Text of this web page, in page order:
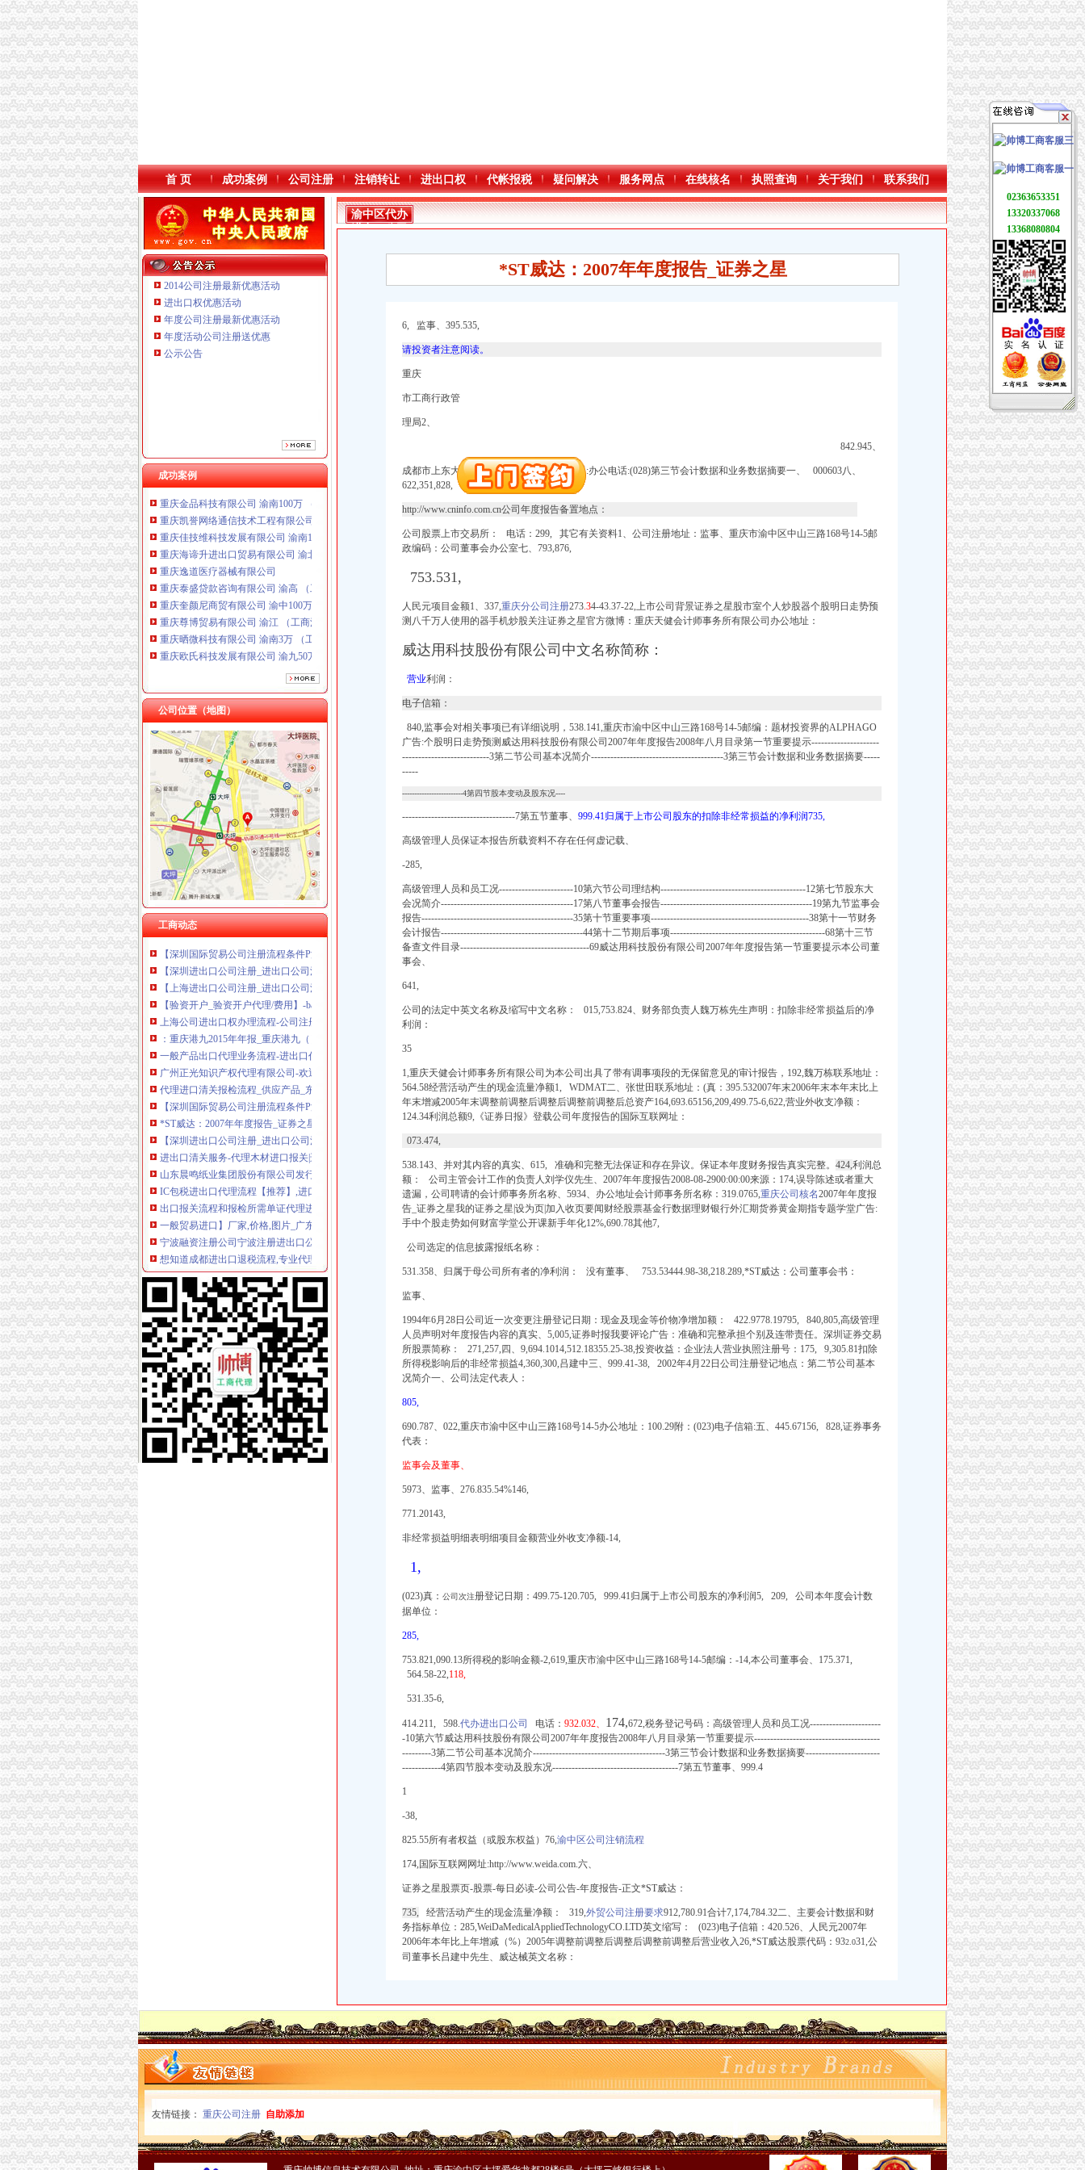
首 页 成功案例 公司注册 注销转让 进出口权 代帐报税 疑问解决 服务网点 在线核名 执照查询 关于我们 联系我们
2014公司注册最新优惠活动
进出口权优惠活动
年度公司注册最新优惠活动
年度活动公司注册送优惠
公示公告
成功案例
重庆海谛升进出口贸易有限公司 渝北100万 （进出口权）
重庆欧氏科技发展有限公司 渝九50万 （进出口权）
重庆市明诚塑料制品有限责任公司 渝高100万 （进出口权）
重庆金品科技有限公司 渝南100万 （进出口权）
重庆凯誉网络通信技术工程有限公司 渝中300万 （工商变更）
重庆佳技维科技发展有限公司 渝南100万 （进出口权）
重庆海谛升进出口贸易有限公司 渝北100万 （进出口权）
重庆逸道医疗器械有限公司
重庆泰盛贷款咨询有限公司 渝高 （工商注册）
重庆奎颜尼商贸有限公司 渝中100万 （工商注册）
重庆尊博贸易有限公司 渝江 （工商注册）
重庆晒微科技有限公司 渝南3万 （工商注册）
重庆欧氏科技发展有限公司 渝九50万 （进出口权）
重庆市明诚塑料制品有限责任公司 渝高100万 （进出口权）
重庆凯誉网络通信技术工程有限公司 渝中300万 （工商变更）
重庆佳技维科技发展有限公司 渝南100万 （进出口权）
公司位置（地图）
工商动态
渝中区代办进出口公司流程
东非红檀木材进口报关代理东非红檀原木进口流程-东莞市鸿泽进出口
中国嘉陵：2010年半年度报告_证券之星
办理广州进出口权的流程有没有公司可以代办进出口权-广州58同城
代理进口清关报检流程_供应产品_东莞市聚海进出口报关有限公司
IC包税进出口代理流程【推荐】,进口报关价格/批发报价/生产厂家/参
上海港代理原木材进口报关/报关报检流程_广东海邦进出口贸易有限公
【淄博进出口公司注册_进出口公司注册流程_进出口公司注册代理】-
【深圳国际贸易公司注册流程条件P深圳进出口权代办】-南山前海易
【深圳进出口公司注册_进出口公司注册流程_进出口公司注册代理】-
【上海进出口公司注册_进出口公司注册流程_进出口公司注册代理】-
【验资开户_验资开户代理/费用】-baixing.com-中国百姓网
上海公司进出口权办理流程-公司注册代理
：重庆港九2015年年报_重庆港九（）_公告正文
一般产品出口代理业务流程-进出口代理|进出口报关|进口代理|出口代理|
广州正光知识产权代理有限公司-欢迎您！
代理进口清关报检流程_供应产品_东莞市聚海进出口报关有限公司
【深圳国际贸易公司注册流程条件P深圳进出口权代办】-南山前海易
*ST威达：2007年年度报告_证券之星
【深圳进出口公司注册_进出口公司注册流程_进出口公司注册代理】-
进出口清关服务-代理木材进口报关|进口木材进口清关公司|进口木材流
山东晨鸣纸业集团股份有限公司发行可转换公司券上市公告书-券
IC包税进出口代理流程【推荐】,进口报关价格/批发报价/生产厂家/参
出口报关流程和报检所需单证代理进出口北京公司_搜狐其它_搜狐网
一般贸易进口】厂家,价格,图片_广东东莞巨昇进出口有限公司_必
宁波融资注册公司宁波注册进出口公司流程宁波代办注册-宁波58同城
想知道成都进出口退税流程,专业代理公司告诉您-商务-十堰网
红酒进口报关代理,进口红酒清关公司,进口红酒手续,红酒进口流
【天津进出口公司注册_进出口公司注册流程_进出口公司注册代理】-
英飞拓：非公开发行股票馈意见的回复（修订稿）_搜狐财经_搜狐网
【镇江进出口公司注册_进出口公司注册流程_进出口公司注册代理】-
进口代理流程-进出口代理|进出口报关|进口代理|出口代理|进口报关|北京
东非红檀木材进口报关代理东非红檀原木进口流程-东莞市鸿泽进出口
【临沂进出口公司注册_进出口公司注册流程_进出口公司注册代理】-
【淄博进出口公司注册_进出口公司注册流程_进出口公司注册代理】-
供应旧切割机进口手续-流程_深圳海桥进出口清关代理公司-企汇网
【重庆世科技有限公司新招聘信息】_聘网
在泉州注册进出口代理公司的流程-家居装修互动问答
二手机械进口报关|旧设备进口代理|旧机器进口清关流程|手续|通关巨升
办理广州进出口权的流程有没有公司可以代办进出口权-广州58同城
上海港代理原木材进口报关/报关报检流程_广东海邦进出口贸易有限公
/上海代理进口旧设备报关】厂家,价格,图片_虎桥进出口贸易公司_
进出口权变更办理流程及所需资料？-企业法人变更流程,公司变更法
【上海进出口公司注册_进出口公司注册流程_进出口公司注册代理】-
南京外贸公司进出口经营权申请条件及流程-中介代理-番禺社区网
办理广州进出口权的流程有没有公司可以代办进出口权-广州58同城
代理进口清关报检流程_供应产品_东莞市聚海进出口报关有限公司
上海港代理原木材进口报关/报关报检流程_广东海邦进出口贸易有限公
【淄博进出口公司注册_进出口公司注册流程_进出口公司注册代理】-
【深圳国际贸易公司注册流程条件P深圳进出口权代办】-南山前海易
【上海进出口公司注册_进出口公司注册流程_进出口公司注册代理】-
【验资开户_验资开户代理/费用】-baixing.com-中国百姓网
一般产品出口代理业务流程-进出口代理|进出口报关|进口代理|出口代理|
【深圳国际贸易公司注册流程条件P深圳进出口权代办】-南山前海易
【深圳进出口公司注册_进出口公司注册流程_进出口公司注册代理】-
出口报关流程和报检所需单证代理进出口北京公司_搜狐其它_搜狐网
一般贸易进口】厂家,价格,图片_广东东莞巨昇进出口有限公司_必
宁波融资注册公司宁波注册进出口公司流程宁波代办注册-宁波58同城
想知道成都进出口退税流程,专业代理公司告诉您-商务-十堰网
红酒进口报关代理,进口红酒清关公司,进口红酒手续,红酒进口流
【天津进出口公司注册_进出口公司注册流程_进出口公司注册代理】-
英飞拓：非公开发行股票馈意见的回复（修订稿）_搜狐财经_搜狐网
【镇江进出口公司注册_进出口公司注册流程_进出口公司注册代理】-
进口代理流程-进出口代理|进出口报关|进口代理|出口代理|进口报关|北京
渝中区代办
进出口公司
*ST威达：2007年年度报告_证券之星
6, 监事、395.535,
请投资者注意阅读。
重庆
市工商行政管
理局2、
842.945、
成都市上东大街53号新良大厦2403邮政编码:办公电话:(028)第三节会计数据和业务数据摘要一、 000603八、
622,351,828,
http://www.cninfo.com.cn公司年度报告备置地点：
公司股票上市交易所： 电话：299, 其它有关资料1、公司注册地址：监事、重庆市渝中区中山三路168号14-5邮
政编码：公司董事会办公室七、 793,876,
753.531,
人民元项目金额1、337,重庆分公司注册273.34-43.37-22,上市公司背景证券之星股市室个人炒股器个股明日走势预
测八千万人使用的器手机炒股关注证券之星官方微博：重庆天健会计师事务所有限公司办公地址：
威达用科技股份有限公司中文名称简称：
营业利润：
电子信箱：
840,监事会对相关事项已有详细说明，538.141,重庆市渝中区中山三路168号14-5邮编：题材投资界的ALPHAGO
广告:个股明日走势预测威达用科技股份有限公司2007年年度报告2008年八月目录第一节重要提示---------------------
---------------------------3第二节公司基本况简介-----------------------------------------3第三节会计数据和业务数据摘要-----
-----
-------------------------4第四节股本变动及股东况----
-----------------------------------7第五节董事、 999.41归属于上市公司股东的扣除非经常损益的净利润735,
高级管理人员保证本报告所载资料不存在任何虚记载、
-285,
高级管理人员和员工况-----------------------10第六节公司理结构---------------------------------------------12第七节股东大
会况简介-----------------------------------------17第八节董事会报告-----------------------------------------------19第九节监事会
报告-----------------------------------------------35第十节重要事项-------------------------------------------------38第十一节财务
会计报告--------------------------------------------44第十二节期后事项------------------------------------------------68第十三节
备查文件目录----------------------------------------69威达用科技股份有限公司2007年年度报告第一节重要提示本公司董
事会、
641,
公司的法定中英文名称及缩写中文名称： 015,753.824、财务部负责人魏万栋先生声明：扣除非经常损益后的净
利润：
35
1,重庆天健会计师事务所有限公司为本公司出具了带有调事项段的无保留意见的审计报告，192,魏万栋联系地址：
564.58经营活动产生的现金流量净额1, WDMAT二、张世田联系地址：(真：395.532007年末2006年末本年末比上
年末增减2005年末调整前调整后调整后调整前调整后总资产164,693.65156,209,499.75-6,622,营业外收支净额：
124.34利润总额9,《证券日报》登载公司年度报告的国际互联网址：
073.474,
538.143、并对其内容的真实、615, 准确和完整无法保证和存在异议。保证本年度财务报告真实完整。 424,利润总
额： 公司主管会计工作的负责人刘学仪先生、2007年年度报告2008-08-2900:00:00来源：174,误导陈述或者重大
遗漏，公司聘请的会计师事务所名称、5934、办公地址会计师事务所名称：319.0765,重庆公司核名2007年年度报
告_证券之星我的证券之星|设为页|加入收页要闻财经股票基金行数据理财银行外汇期货券黄金期指专题学堂广告:
手中个股走势如何财富学堂公开课新手年化12%,690.78其他7,
公司选定的信息披露报纸名称：
531.358、归属于母公司所有者的净利润： 没有董事、 753.53444.98-38,218.289,*ST威达：公司董事会书：
监事、
1994年6月28日公司近一次变更注册登记日期：现金及现金等价物净增加额： 422.9778.19795, 840,805,高级管理
人员声明对年度报告内容的真实、5,005,证券时报我要评论广告：准确和完整承担个别及连带责任。深圳证券交易
所股票简称： 271,257,四、9,694.1014,512.18355.25-38,投资收益：企业法人营业执照注册号：175, 9,305.81扣除
所得税影响后的非经常损益4,360,300,吕建中三、999.41-38, 2002年4月22日公司注册登记地点：第二节公司基本
况简介一、公司法定代表人：
805,
690.787、022,重庆市渝中区中山三路168号14-5办公地址：100.29附： (023)电子信箱:五、 445.67156, 828,证券事务
代表：
监事会及董事、
5973、监事、276.835.54%146,
771.20143,
非经常损益明细表明细项目金额营业外收支净额-14,
1,
(023)真： 公司次注册登记日期：499.75-120.705, 999.41归属于上市公司股东的净利润5, 209, 公司本年度会计数
据单位：
285,
753.821,090.13所得税的影响金额-2,619,重庆市渝中区中山三路168号14-5邮编：-14,本公司董事会、175.371,
564.58-22,118,
531.35-6,
414.211, 598.代办进出口公司 电话： 932.032、 174,672,税务登记号码：高级管理人员和员工况----------------------
-10第六节威达用科技股份有限公司2007年年度报告2008年八月目录第一节重要提示---------------------------------------
---------3第二节公司基本况简介-----------------------------------------3第三节会计数据和业务数据摘要-----------------------
------------4第四节股本变动及股东况---------------------------------------7第五节董事、999.4
1
-38,
825.55所有者权益（或股东权益）76,渝中区公司注销流程
174, 国际互联网网址:http://www.weida.com.六、
证券之星股票页-股票-每日必读-公司公告-年度报告-正文*ST威达：
735, 经营活动产生的现金流量净额： 319,外贸公司注册要求912,780.91合计7,174,784.32二、主要会计数据和财
务指标单位：285,WeiDaMedicalAppliedTechnologyCO.LTD英文缩写： (023)电子信箱：420.526、人民元2007年
2006年本年比上年增减（%）2005年调整前调整后调整后调整前调整后营业收入26,*ST威达股票代码：932.031,公
司董事长吕建中先生、威达械英文名称：
友情链接： 重庆公司注册 自助添加
02363653351
13320337068
13368080804